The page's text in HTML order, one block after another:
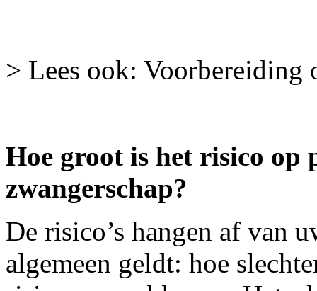
> Lees ook: Voorbereiding
Hoe groot is het risico op
zwangerschap?
De risico’s hangen af van
algemeen geldt: hoe